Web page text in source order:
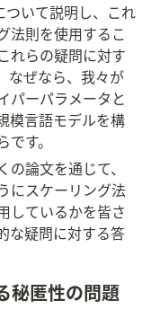
いて説明し、これ
法則を使用するこ
れらの疑問に対す
なぜなら、我々が
パーパラメータと
模言語モデルを構
す。
論文を通じて、
にスケーリング法
しているかを皆さ
な疑問に対する答
秘匿性の問題